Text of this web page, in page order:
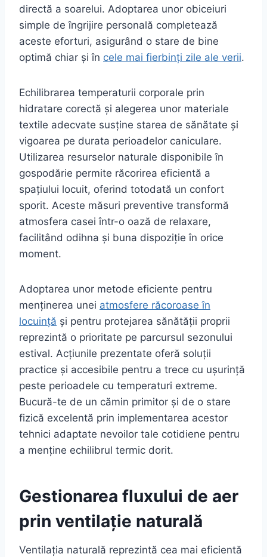
directă a soarelui. Adoptarea unor obiceiuri
simple de îngrijire personală completează
aceste eforturi, asigurând o stare de bine
optimă chiar și în cele mai fierbinți zile ale verii.
Echilibrarea temperaturii corporale prin
hidratare corectă și alegerea unor materiale
textile adecvate susține starea de sănătate și
vigoarea pe durata perioadelor caniculare.
Utilizarea resurselor naturale disponibile în
gospodărie permite răcorirea eficientă a
spațiului locuit, oferind totodată un confort
sporit. Aceste măsuri preventive transformă
atmosfera casei într-o oază de relaxare,
facilitând odihna și buna dispoziție în orice
moment.
Adoptarea unor metode eficiente pentru
menținerea unei atmosfere răcoroase în
locuință și pentru protejarea sănătății proprii
reprezintă o prioritate pe parcursul sezonului
estival. Acțiunile prezentate oferă soluții
practice și accesibile pentru a trece cu ușurință
peste perioadele cu temperaturi extreme.
Bucură-te de un cămin primitor și de o stare
fizică excelentă prin implementarea acestor
tehnici adaptate nevoilor tale cotidiene pentru
a menține echilibrul termic dorit.
Gestionarea fluxului de aer
prin ventilație naturală
Ventilația naturală reprezintă cea mai eficientă